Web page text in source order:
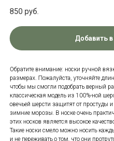
850 руб.
Добавить
Обратите внимание: носки ручной
размерах. Пожалуйста, уточняйте
чтобы мы смогли подобрать верный
классическая модель из 100%-ной
овечьей шерсти защитят от простуды
зимние морозы. В носке очень
этих носков является высокое
Такие носки смело можно носить
и не переживать о том, что они